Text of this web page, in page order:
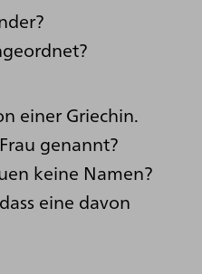
einer Griechin.
genannt?
keine Namen?
eine davon